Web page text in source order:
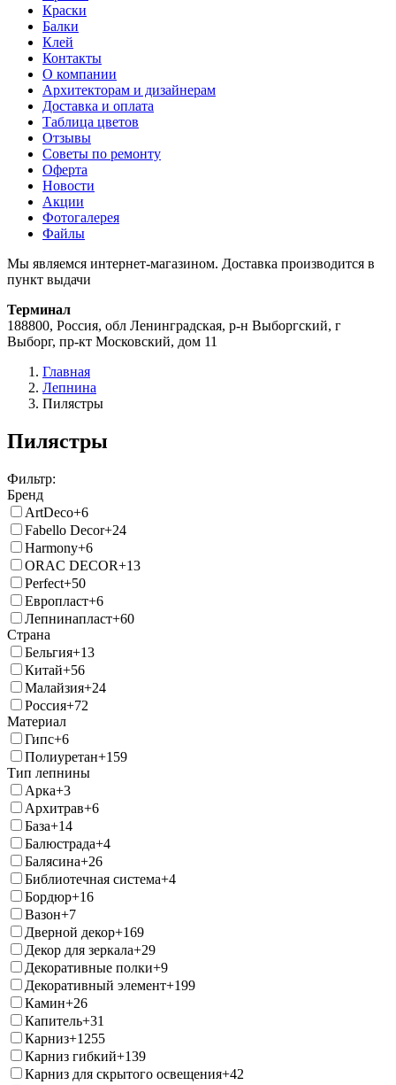
Краски
Балки
Клей
Контакты
О компании
Архитекторам и дизайнерам
Доставка и оплата
Таблица цветов
Отзывы
Советы по ремонту
Оферта
Новости
Акции
Фотогалерея
Файлы
Мы являемся интернет-магазином. Доставка производится в
пункт выдачи
Терминал
188800, Россия, обл Ленинградская, р-н Выборгский, г
Выборг, пр-кт Московский, дом 11
Главная
Лепнина
Пилястры
Пилястры
Фильтр:
Бренд
ArtDeco+6
Fabello Decor+24
Harmony+6
ORAC DECOR+13
Perfect+50
Европласт+6
Лепнинапласт+60
Страна
Бельгия+13
Китай+56
Малайзия+24
Россия+72
Материал
Гипс+6
Полиуретан+159
Тип лепнины
Арка+3
Архитрав+6
База+14
Балюстрада+4
Балясина+26
Библиотечная система+4
Бордюр+16
Вазон+7
Дверной декор+169
Декор для зеркала+29
Декоративные полки+9
Декоративный элемент+199
Камин+26
Капитель+31
Карниз+1255
Карниз гибкий+139
Карниз для скрытого освещения+42